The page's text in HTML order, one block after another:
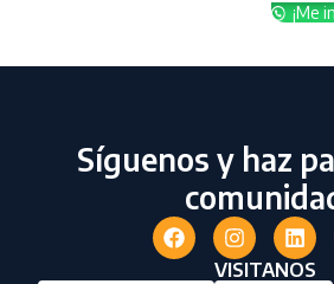
¡Me
Síguenos y haz
VISITANOS